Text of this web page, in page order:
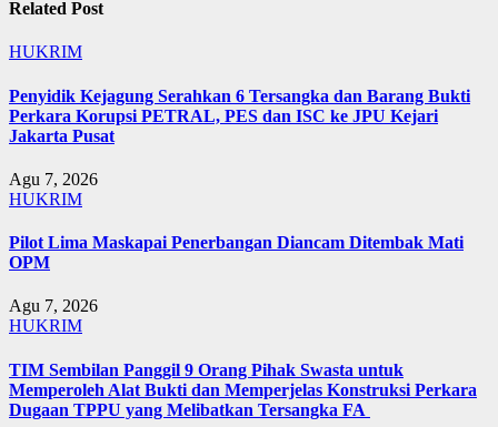
Related Post
HUKRIM
Penyidik Kejagung Serahkan 6 Tersangka dan Barang Bukti
Perkara Korupsi PETRAL, PES dan ISC ke JPU Kejari
Jakarta Pusat
Agu 7, 2026
HUKRIM
Pilot Lima Maskapai Penerbangan Diancam Ditembak Mati
OPM
Agu 7, 2026
HUKRIM
TIM Sembilan Panggil 9 Orang Pihak Swasta untuk
Memperoleh Alat Bukti dan Memperjelas Konstruksi Perkara
Dugaan TPPU yang Melibatkan Tersangka FA